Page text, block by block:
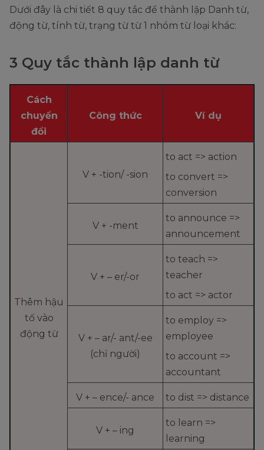
Dưới đây là chi tiết 8 quy tắc để thành lập Danh từ,
động từ, tính từ, trạng từ từ 1 nhóm từ loại khác:
3 Quy tắc thành lập danh từ
Cách
chuyển
đổi
Công thức Ví dụ
Thêm hậu
tố vào
động từ
V + -tion/ -sion
to act => action
to convert =>
conversion
V + -ment
to announce =>
announcement
V + – er/-or
to teach =>
teacher
to act => actor
V + – ar/- ant/-ee
(chỉ người)
to employ =>
employee
to account =>
accountant
V + – ence/- ance to dist => distance
V + – ing
to learn =>
learning